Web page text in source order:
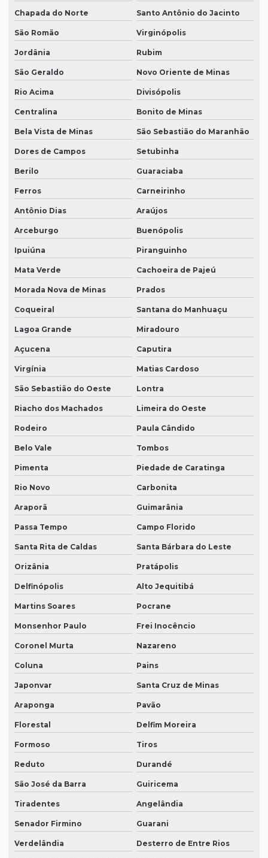
Chapada do Norte Santo Antônio do Jacinto
São Romão Virginópolis
Jordânia Rubim
São Geraldo Novo Oriente de Minas
Rio Acima Divisópolis
Centralina Bonito de Minas
Bela Vista de Minas São Sebastião do Maranhão
Dores de Campos Setubinha
Berilo Guaraciaba
Ferros Carneirinho
Antônio Dias Araújos
Arceburgo Buenópolis
Ipuiúna Piranguinho
Mata Verde Cachoeira de Pajeú
Morada Nova de Minas Prados
Coqueiral Santana do Manhuaçu
Lagoa Grande Miradouro
Açucena Caputira
Virgínia Matias Cardoso
São Sebastião do Oeste Lontra
Riacho dos Machados Limeira do Oeste
Rodeiro Paula Cândido
Belo Vale Tombos
Pimenta Piedade de Caratinga
Rio Novo Carbonita
Araporã Guimarânia
Passa Tempo Campo Florido
Santa Rita de Caldas Santa Bárbara do Leste
Orizânia Pratápolis
Delfinópolis Alto Jequitibá
Martins Soares Pocrane
Monsenhor Paulo Frei Inocêncio
Coronel Murta Nazareno
Coluna Pains
Japonvar Santa Cruz de Minas
Araponga Pavão
Florestal Delfim Moreira
Formoso Tiros
Reduto Durandé
São José da Barra Guiricema
Tiradentes Angelândia
Senador Firmino Guarani
Verdelândia Desterro de Entre Rios